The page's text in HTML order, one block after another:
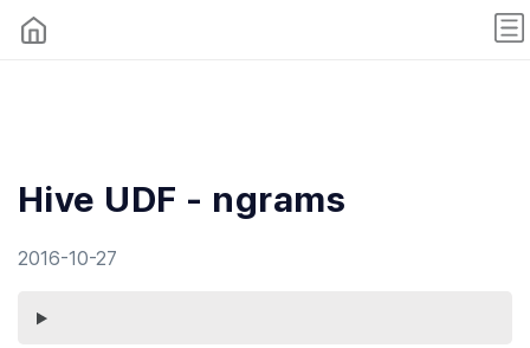
Hive UDF - ngrams
2016-10-27